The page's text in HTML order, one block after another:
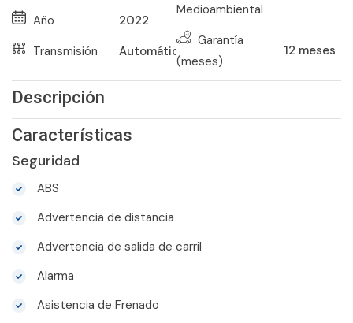
Año
2022
Transmisión
Automático
Medioambiental
Garantía
(meses)
12 meses
Descripción
Características
Seguridad
ABS
Advertencia de distancia
Advertencia de salida de carril
Alarma
Asistencia de Frenado